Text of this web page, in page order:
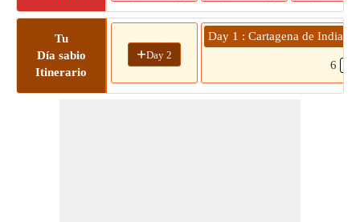
Tu
Día sabio
Itinerario
+Day 2
Day 1 : Cartagena de Indias
6